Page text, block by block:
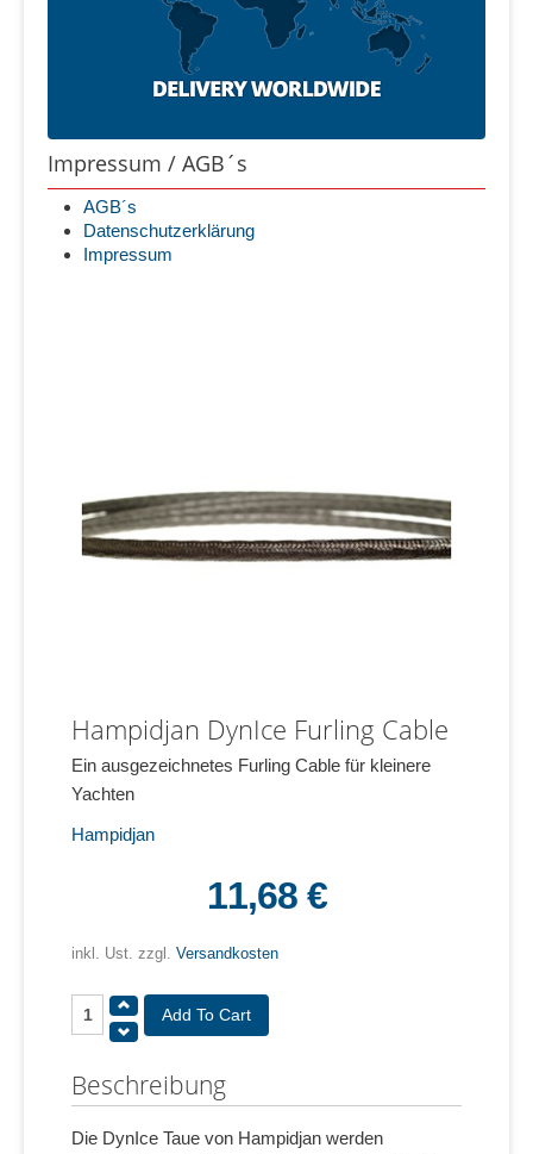
Impressum / AGB´s
AGB´s
Datenschutzerklärung
Impressum
Hampidjan DynIce Furling Cable
Ein ausgezeichnetes Furling Cable für kleinere
Yachten
Hampidjan
11,68 €
inkl. Ust. zzgl. Versandkosten
Beschreibung
Die DynIce Taue von Hampidjan werden